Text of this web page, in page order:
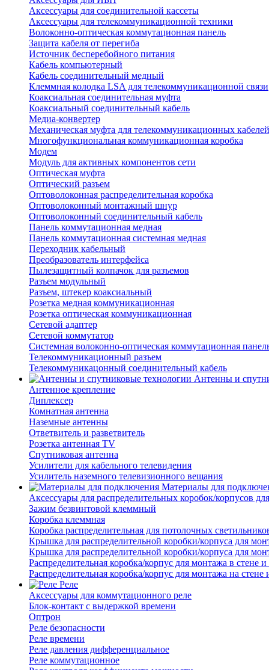
Аксессуары для соединительной кассеты
Аксессуары для телекоммуникационной техники
Волоконно-оптическая коммутационная панель
Защита кабеля от перегиба
Источник бесперебойного питания
Кабель компьютерный
Кабель соединительный медный
Клеммная колодка LSA для телекоммуникационной связи
Коаксиальная соединительная муфта
Коаксиальный соединительный кабель
Медиа-конвертер
Механическая муфта для телекоммуникационных кабелей
Многофункциональная коммуникационная коробка
Модем
Модуль для активных компонентов сети
Оптическая муфта
Оптический разъем
Оптоволоконная распределительная коробка
Оптоволоконный монтажный шнур
Оптоволоконный соединительный кабель
Панель коммутационная медная
Панель коммутационная системная медная
Переходник кабельный
Преобразователь интерфейса
Пылезащитный колпачок для разъемов
Разъем модульный
Разъем, штекер коаксиальный
Розетка медная коммуникационная
Розетка оптическая коммуникационная
Сетевой адаптер
Сетевой коммутатор
Системная волоконно-оптическая коммутационная
Телекоммуникационный разъем
Телекоммуникацонный соединительный кабель
Антенны и
Антенное крепление
Диплексер
Комнатная антенна
Наземные антенны
Ответвитель и разветвитель
Розетка антенная TV
Спутниковая антенна
Усилители для кабельного телевидения
Усилитель наземного телевизионного вещания
Материалы для
Аксессуары для распределительных коробок/корпусов
Зажим безвинтовой клеммный
Коробка клеммная
Коробка распределительная для потолочных
Крышка для распределительной коробки/корпуса для
Крышка для распределительной коробки/корпуса для
Распределительная коробка/корпус для монтажа в стене
Распределительная коробка/корпус для монтажа на стене
Реле
Аксессуары для коммутационного реле
Блок-контакт с выдержкой времени
Оптрон
Реле безопасности
Реле времени
Реле давления дифференциальное
Реле коммутационное